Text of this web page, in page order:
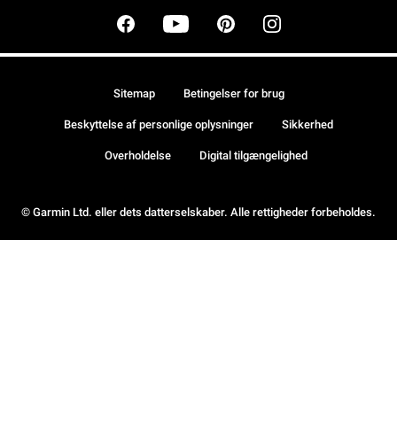
© Garmin Ltd. eller dets datterselskaber. Alle rettigheder forbeholdes.
Sitemap Betingelser for brug
Beskyttelse af personlige oplysninger Sikkerhed
Overholdelse Digital tilgængelighed